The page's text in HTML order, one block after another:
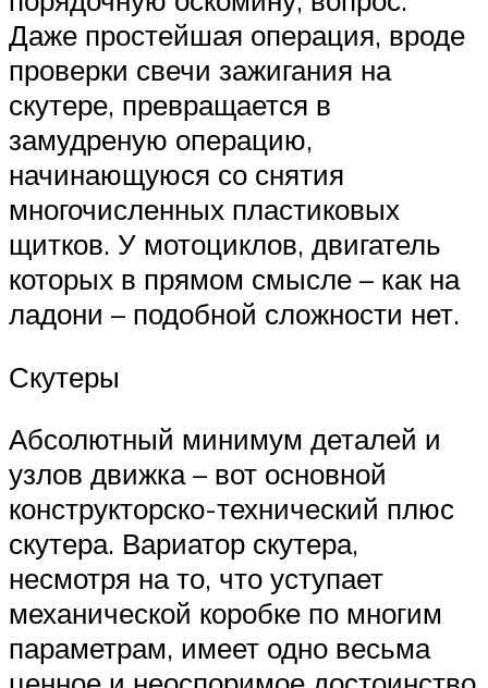
Даже простейшая операция, вроде
проверки свечи зажигания на
скутере, превращается в
замудреную операцию,
начинающуюся со снятия
многочисленных пластиковых
щитков. У мотоциклов, двигатель
которых в прямом смысле – как на
ладони – подобной сложности нет.
Скутеры
Абсолютный минимум деталей и
узлов движка – вот основной
конструкторско-технический плюс
скутера. Вариатор скутера,
несмотря на то, что уступает
механической коробке по многим
параметрам, имеет одно весьма